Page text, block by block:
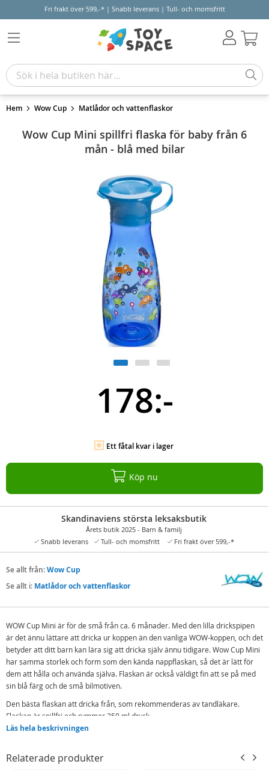
Fri frakt över 599,-* | Snabb leverans | Tull- och momsfritt
Hem Wow Cup Matlådor och vattenflaskor
Wow Cup Mini spillfri flaska för baby från 6
mån - blå med bilar
178:-
Ett fåtal kvar i lager
Köp nu
Skandinaviens största leksaksbutik
Årets butik 2025 - Barn & familj
Snabb leverans
Tull- och momsfritt Fri frakt över 599,-*
Se allt från:Wow Cup
Se allt i: Matlådor och vattenflaskor
WOW Cup Mini är för de små från ca. 6 månader. Med den lilla drickspipen
är det ännu lättare att dricka ur koppen än den vanliga WOW-koppen, och det
betyder att ditt barn kan lära sig att dricka själv ännu tidigare. Wow Cup Mini
har samma storlek och form som den kända nappflaskan, så det är lätt för
dem att hålla och använda själva. Flaskan är också väldigt fin att se på med
sin blå färg och de små bilmotiven.
Den bästa flaskan att dricka från, som rekommenderas av tandläkare.
Flaskan är spillfri och rymmer 350 ml dryck.
Innehåller:
1 reselock
Läs hela beskrivningen
Relaterade produkter